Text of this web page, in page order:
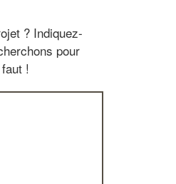
? Indiquez-
pour
!